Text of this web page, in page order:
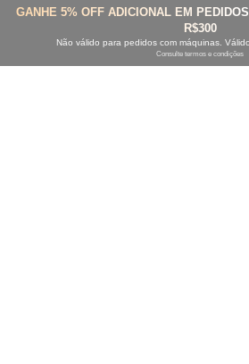
GANHE 5% OFF ADICIONAL EM
R$300
Não válido para pedidos com máquinas.
Consulte termos e condições